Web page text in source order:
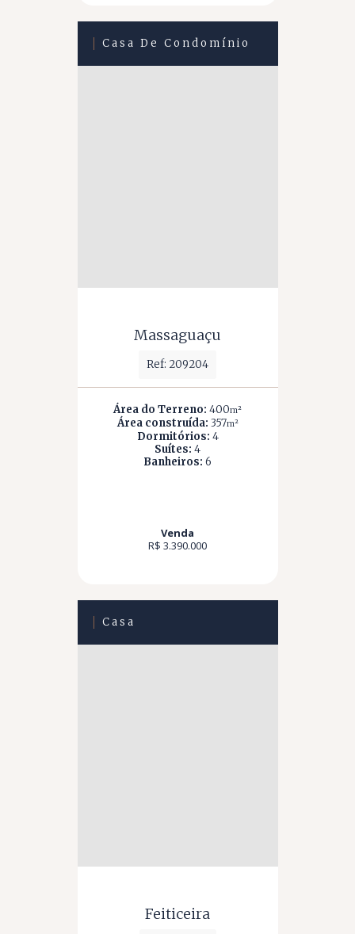
Casa De Condomínio
Massaguaçu
Ref: 209204
Área do Terreno: 400m²
Área construída: 357m²
Dormitórios: 4
Suítes: 4
Banheiros: 6
Venda
R$ 3.390.000
Casa
Feiticeira